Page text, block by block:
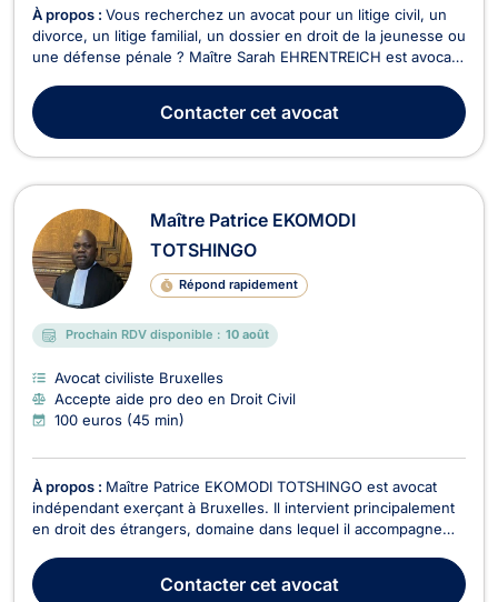
À propos : Vous recherchez un avocat pour un litige civil, un
divorce, un litige familial, un dossier en droit de la jeunesse ou
une défense pénale ? Maître Sarah EHRENTREICH est avocate
assiste également devant les juridictions d'autres
arrondissements judiciaires. Elle se dist...
Contactercet avocat
Maître Patrice EKOMODI
TOTSHINGO
Répond rapidement
Prochain RDV disponible : 10 août
Avocat civiliste Bruxelles
Accepte aide pro deo en Droit Civil
100 euros (45 min)
À propos : Maître Patrice EKOMODI TOTSHINGO est avocat
indépendant exerçant à Bruxelles. Il intervient principalement
en droit des étrangers, domaine dans lequel il accompagne
d’immigration et de mobilité en Belgique. Son activité est
centrée sur les situations qui exigent à la fo...
Contactercet avocat